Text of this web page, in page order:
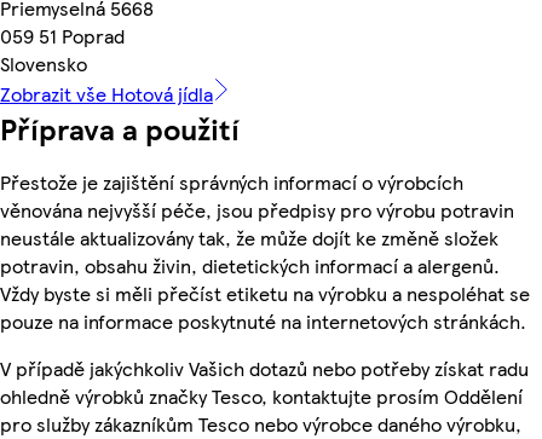
Priemyselná 5668
059 51 Poprad
Slovensko
Zobrazit vše Hotová jídla
Příprava a použití
Přestože je zajištění správných informací o výrobcích
věnována nejvyšší péče, jsou předpisy pro výrobu potravin
neustále aktualizovány tak, že může dojít ke změně složek
potravin, obsahu živin, dietetických informací a alergenů.
Vždy byste si měli přečíst etiketu na výrobku a nespoléhat se
pouze na informace poskytnuté na internetových stránkách.
V případě jakýchkoliv Vašich dotazů nebo potřeby získat radu
ohledně výrobků značky Tesco, kontaktujte prosím Oddělení
pro služby zákazníkům Tesco nebo výrobce daného výrobku,